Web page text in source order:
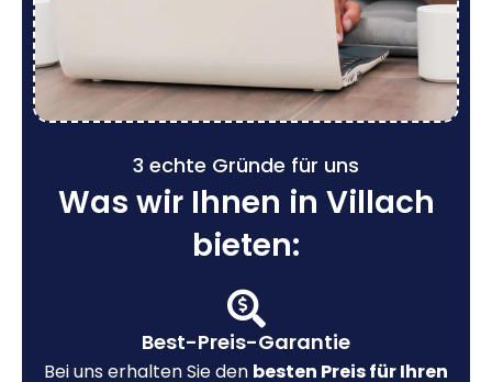
3 echte Gründe für uns
Was wir Ihnen in Villach
bieten:
Best-Preis-Garantie
Bei uns erhalten Sie den besten Preis für Ihren